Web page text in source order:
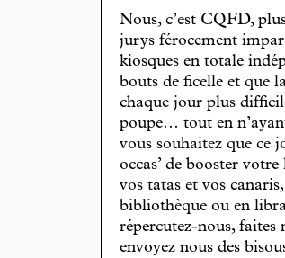
Nous, c’est CQFD,
jurys férocement
kiosques en totale
bouts de ficelle et que
chaque jour plus
poupe… tout en
vous souhaitez que ce
occas’ de booster
vos tatas et vos
bibliothèque ou en
répercutez-nous, faites
envoyez nous des